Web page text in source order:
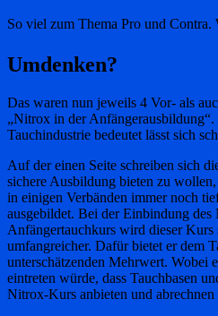
So viel zum Thema Pro und Contra.
Umdenken?
Das waren nun jeweils 4 Vor- als
„Nitrox in der
Tauchindustrie bedeutet lässt sich
Auf der einen Seite schreiben sich
sichere Ausbildung bieten zu
in einigen Verbänden immer noch
ausgebildet. Bei der Einbindung
Anfängertauchkurs wird dieser Kurs
umfangreicher. Dafür bietet er dem
unterschätzenden Mehrwert. Wobei
eintreten würde, dass Tauchbasen
Nitrox-Kurs anbieten und abrechnen